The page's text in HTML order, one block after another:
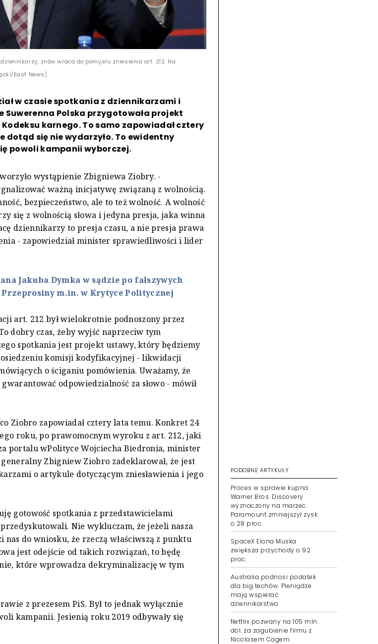
znów wraca do pomysłu zniesienia art. 212. Na
East News)
w czasie spotkania z dziennikarzami i
Polska przygotowała projekt
karnego. To samo zapowiadał cztery
dotąd się nie wydarzyło. To ewidentny
powoli kampanii wyborczej.
wystąpienie Zbigniewa Ziobry. -
ważną inicjatywę związaną z wolnością.
bezpieczeństwo, ale to też wolność. A wolność
się z wolnością słowa i jedyna presja, jaka winna
dziennikarzy to presja czasu, a nie presja prawa
- zapowiedział minister sprawiedliwości i lider
Jakuba Dymka w sądzie po fałszywych
Przeprosiny m.in. w Krytyce Politycznej
art. 212 był wielokrotnie podnoszony przez
dobry czas, żeby wyjść naprzeciw tym
spotkania jest projekt ustawy, który będziemy
komisji kodyfikacyjnej - likwidacji
o ściganiu pomówienia. Uważamy, że
odpowiedzialność za słowo - mówił
Ziobro zapowiadał cztery lata temu. Konkret 24
roku, po prawomocnym wyroku z art. 212, jaki
portalu wPolityce Wojciecha Biedronia, minister
Zbigniew Ziobro zadeklarował, że jest
o artykule dotyczącym zniesławienia i jego
gotowość spotkania z przedstawicielami
Nie wykluczam, że jeżeli nasza
do wniosku, że rzeczą właściwszą z punktu
jest odejście od takich rozwiązań, to będę
które wprowadza dekryminalizację w tym
z prezesem PiS. Był to jednak wyłącznie
kampanii. Jesienią roku 2019 odbywały się
PODOBNE ARTYKUŁY
Proces w sprawie kupna
Warner Bros. Discovery
wyznaczony na marzec.
Paramount zmniejszył zysk
o 28 proc.
SpaceX Elona Muska
zwiększa przychody o 92
proc.
Australia podnosi podatek
dla big techów. Pieniądze
mają wspierać
dziennikarstwo
Netflix pozwany na 105 mln
dol. za zagubienie filmu z
Nicolasem Cagem